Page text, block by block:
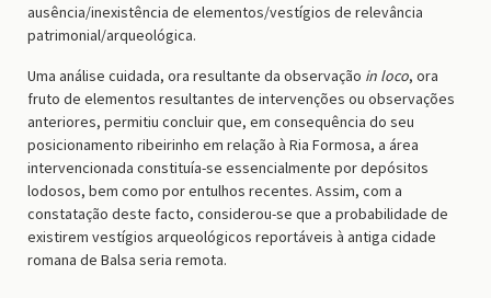
ausência/inexistência de elementos/vestígios de relevância
patrimonial/arqueológica.
Uma análise cuidada, ora resultante da observação in loco, ora
fruto de elementos resultantes de intervenções ou observações
anteriores, permitiu concluir que, em consequência do seu
posicionamento ribeirinho em relação à Ria Formosa, a área
intervencionada constituía-se essencialmente por depósitos
lodosos, bem como por entulhos recentes. Assim, com a
constatação deste facto, considerou-se que a probabilidade de
existirem vestígios arqueológicos reportáveis à antiga cidade
romana de Balsa seria remota.